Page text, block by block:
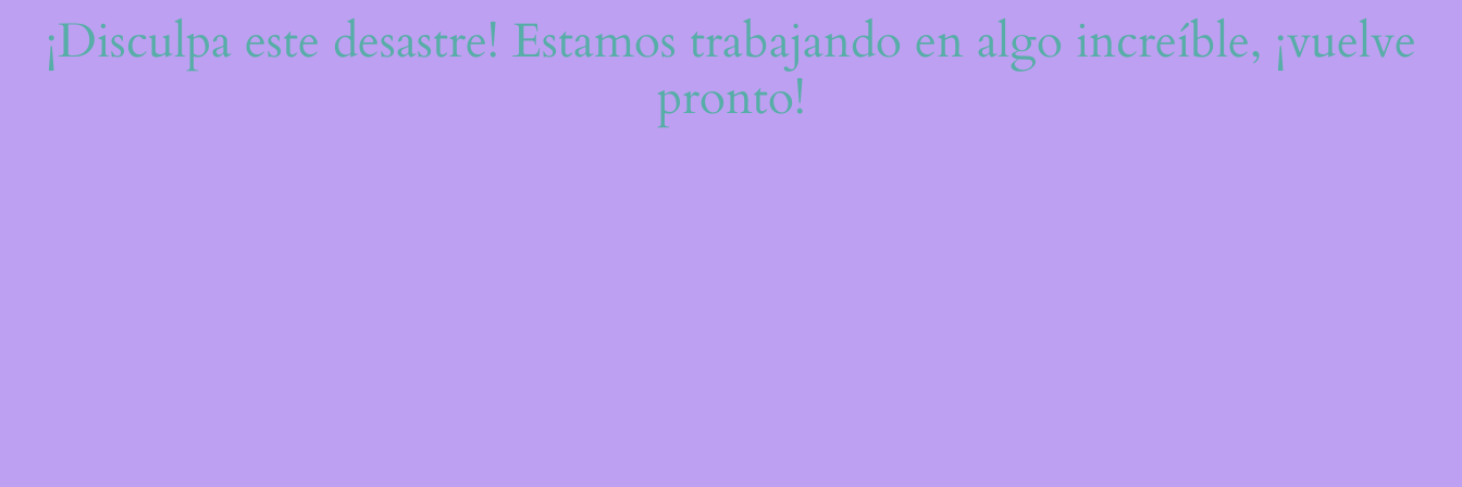
¡Disculpa este desastre! Estamos trabajando en algo increíble, ¡vuelve
pronto!